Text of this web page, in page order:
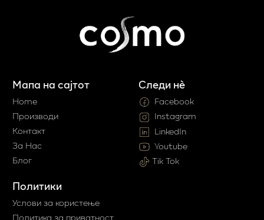
Мапа на сајтот
Home
Производи
Контакт
За Нас
Блог
Политики
Услови за користење
Политика за приватност
Следи нè
Facebook
Instagram
LinkedIn
Youtube
Tik Tok